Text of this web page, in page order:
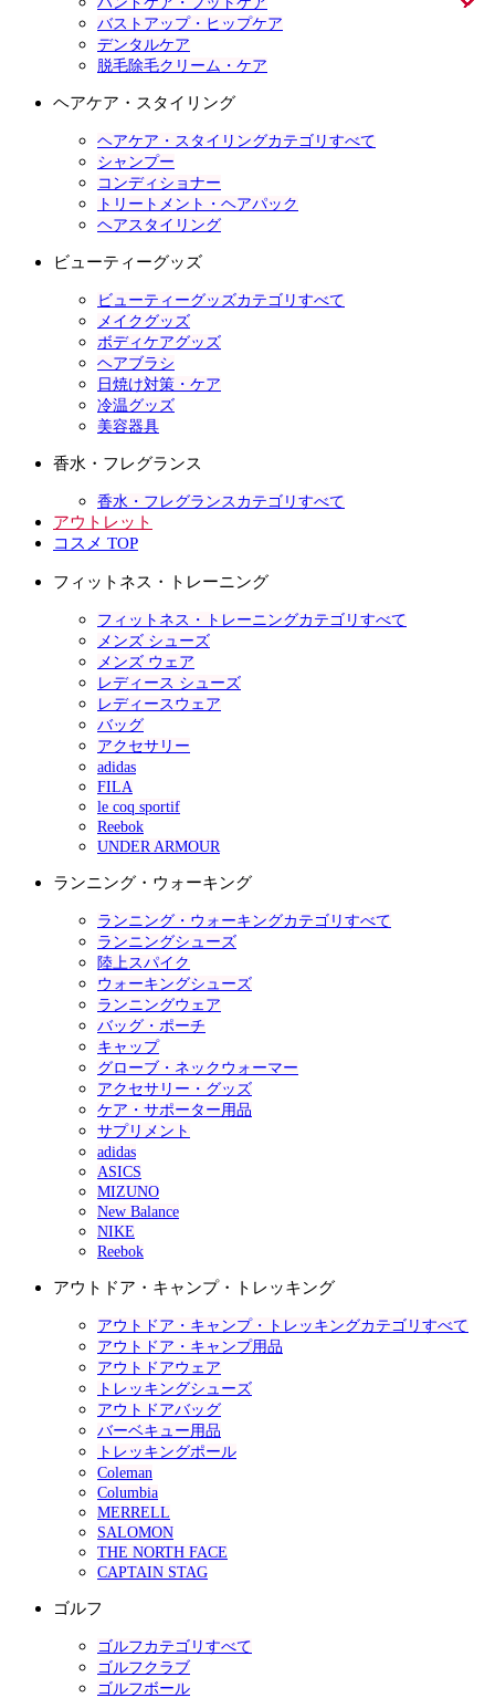
バストアップ・ヒップケア
デンタルケア
脱毛除毛クリーム・ケア
ヘアケア・スタイリング
ヘアケア・スタイリングカテゴリすべて
シャンプー
コンディショナー
トリートメント・ヘアパック
ヘアスタイリング
ビューティーグッズ
ビューティーグッズカテゴリすべて
メイクグッズ
ボディケアグッズ
ヘアブラシ
日焼け対策・ケア
冷温グッズ
美容器具
香水・フレグランス
香水・フレグランスカテゴリすべて
アウトレット
コスメ TOP
フィットネス・トレーニング
フィットネス・トレーニングカテゴリすべて
メンズ シューズ
メンズ ウェア
レディース シューズ
レディースウェア
バッグ
アクセサリー
adidas
FILA
le coq sportif
Reebok
UNDER ARMOUR
ランニング・ウォーキング
ランニング・ウォーキングカテゴリすべて
ランニングシューズ
陸上スパイク
ウォーキングシューズ
ランニングウェア
バッグ・ポーチ
キャップ
グローブ・ネックウォーマー
アクセサリー・グッズ
ケア・サポーター用品
サプリメント
adidas
ASICS
MIZUNO
New Balance
NIKE
Reebok
アウトドア・キャンプ・トレッキング
アウトドア・キャンプ・トレッキングカテゴリすべて
アウトドア・キャンプ用品
アウトドアウェア
トレッキングシューズ
アウトドアバッグ
バーベキュー用品
トレッキングポール
Coleman
Columbia
MERRELL
SALOMON
THE NORTH FACE
CAPTAIN STAG
ゴルフ
ゴルフカテゴリすべて
ゴルフクラブ
ゴルフボール